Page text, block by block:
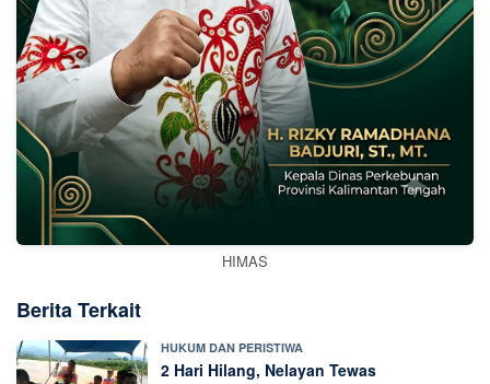
HIMAS
Berita Terkait
HUKUM DAN PERISTIWA
2 Hari Hilang, Nelayan Tewas